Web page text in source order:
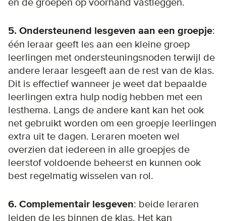
en de groepen op voorhand vastleggen.
5. Ondersteunend lesgeven aan een groepje:
één leraar geeft les aan een kleine groep
leerlingen met ondersteuningsnoden terwijl de
andere leraar lesgeeft aan de rest van de klas.
Dit is effectief wanneer je weet dat bepaalde
leerlingen extra hulp nodig hebben met een
lesthema. Langs de andere kant kan het ook
net gebruikt worden om een groepje leerlingen
extra uit te dagen. Leraren moeten wel
overzien dat iedereen in alle groepjes de
leerstof voldoende beheerst en kunnen ook
best regelmatig wisselen van rol.
6. Complementair lesgeven: beide leraren
leiden de les binnen de klas. Het kan